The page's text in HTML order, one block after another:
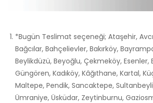
*Bugün Teslimat seçeneği; Ataşehir,
Bağcılar, Bahçelievler, Bakırköy,
Beylikdüzü, Beyoğlu, Çekmeköy, Esenler,
Güngören, Kadıköy, Kâğıthane, Kartal,
Maltepe, Pendik, Sancaktepe,
Ümraniye, Üsküdar, Zeytinburnu,